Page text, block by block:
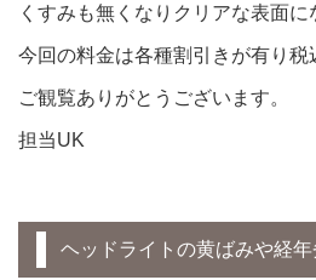
くすみも無くなりクリアな表面に
今回の料金は各種割引きが有り税
ご観覧ありがとうございます。
担当UK
ヘッドライトの黄ばみや経